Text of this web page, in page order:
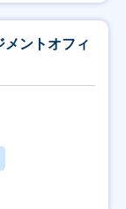
メントオフィ